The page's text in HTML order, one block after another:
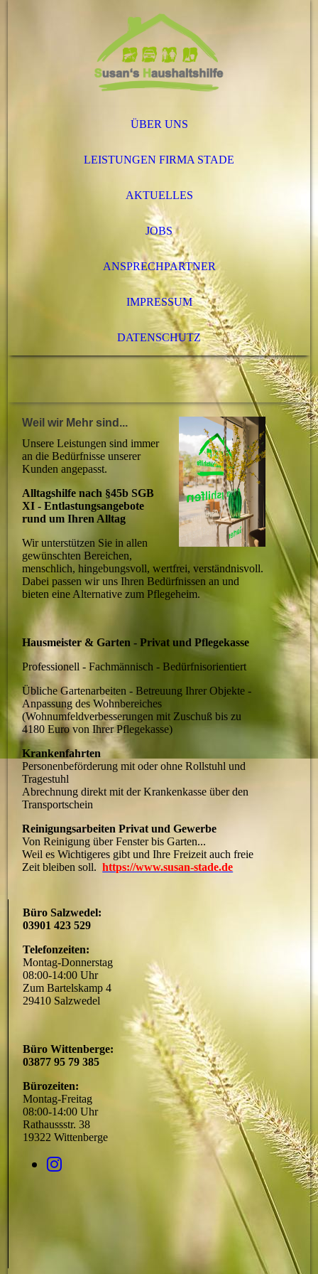
ÜBER UNS
LEISTUNGEN FIRMA STADE
AKTUELLES
JOBS
ANSPRECHPARTNER
IMPRESSUM
DATENSCHUTZ
Weil wir Mehr sind...
Unsere Leistungen sind immer
an die Bedürfnisse unserer
Kunden angepasst.
Alltagshilfe nach §45b SGB
XI - Entlastungsangebote
rund um Ihren Alltag
Wir unterstützen Sie in allen
gewünschten Bereichen,
menschlich, hingebungsvoll, wertfrei, verständnisvoll.
Dabei passen wir uns Ihren Bedürfnissen an und
bieten eine Alternative zum Pflegeheim.
Hausmeister & Garten - Privat und Pflegekasse
Professionell - Fachmännisch - Bedürfnisorientiert
Übliche Gartenarbeiten - Betreuung Ihrer Objekte -
Anpassung des Wohnbereiches
(Wohnumfeldverbesserungen mit Zuschuß bis zu
4180 Euro von Ihrer Pflegekasse)
Krankenfahrten
Personenbeförderung mit oder ohne Rollstuhl und
Tragestuhl
Abrechnung direkt mit der Krankenkasse über den
Transportschein
Reinigungsarbeiten Privat und Gewerbe
Von Reinigung über Fenster bis Garten...
Weil es Wichtigeres gibt und Ihre Freizeit auch freie
Zeit bleiben soll.https://www.susan-stade.de
Büro Salzwedel:
03901 423 529
Telefonzeiten:
Montag-Donnerstag
08:00-14:00 Uhr
Zum Bartelskamp 4
29410 Salzwedel
Büro Wittenberge:
03877 95 79 385
Bürozeiten:
Montag-Freitag
08:00-14:00 Uhr
Rathaussstr. 38
19322 Wittenberge